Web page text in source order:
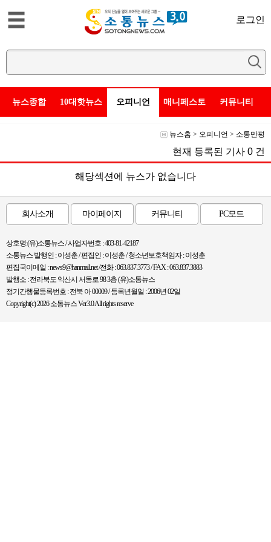
로그인
뉴스종합 10대핫뉴스 오피니언 매니페스토 커뮤니티
뉴스홈 > 오피니언 > 소통만평
현재 등록된 기사 0 건
해당섹션에 뉴스가 없습니다
회사소개 마이페이지 커뮤니티 PC모드
상호명:(유)소통뉴스 / 사업자번호 : 403-81-42187
소통뉴스 발행인 : 이성춘 / 편집인 : 이성춘 / 청소년보호책임자 : 이성춘
편집국이메일 : news9@hanmail.net /전화 : 063.837.3773 / FAX : 063.837.3883
발행소 : 전라북도 익산시 서동로 98 3층 (유)소통뉴스
정기간행물등록번호 : 전북 아 00009 / 등록년월일 : 2006년 02일
Copyright(c) 2026 소통뉴스 Ver3.0 All rights reserve